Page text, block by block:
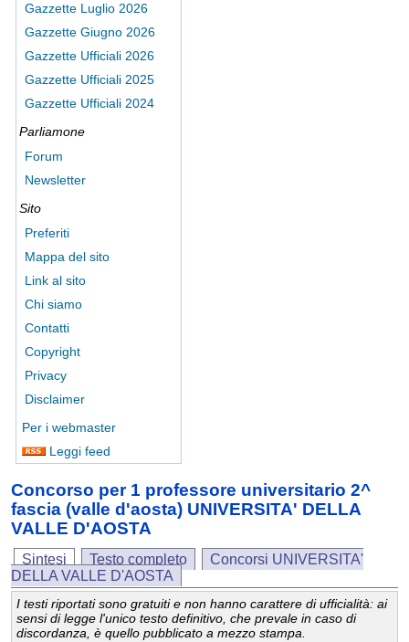
Gazzette Luglio 2026
Gazzette Giugno 2026
Gazzette Ufficiali 2026
Gazzette Ufficiali 2025
Gazzette Ufficiali 2024
Parliamone
Forum
Newsletter
Sito
Preferiti
Mappa del sito
Link al sito
Chi siamo
Contatti
Copyright
Privacy
Disclaimer
Per i webmaster
Leggi feed
Concorso per 1 professore universitario 2^
fascia (valle d'aosta) UNIVERSITA' DELLA
VALLE D'AOSTA
Sintesi Testo completo
Concorsi UNIVERSITA'
DELLA VALLE D'AOSTA
I testi riportati sono gratuiti e non hanno carattere di ufficialità: ai
sensi di legge l'unico testo definitivo, che prevale in caso di
discordanza, è quello pubblicato a mezzo stampa.